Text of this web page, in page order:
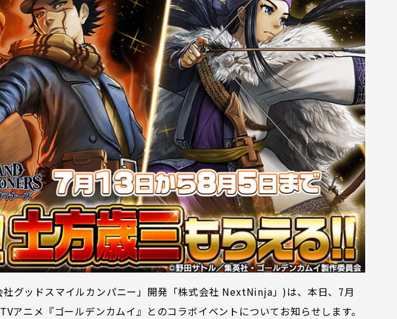
グッドスマイルカンパニー」開発「株式会社 NextNinja」)は、本日、7月
アニメ『ゴールデンカムイ』とのコラボイベントについてお知らせします。